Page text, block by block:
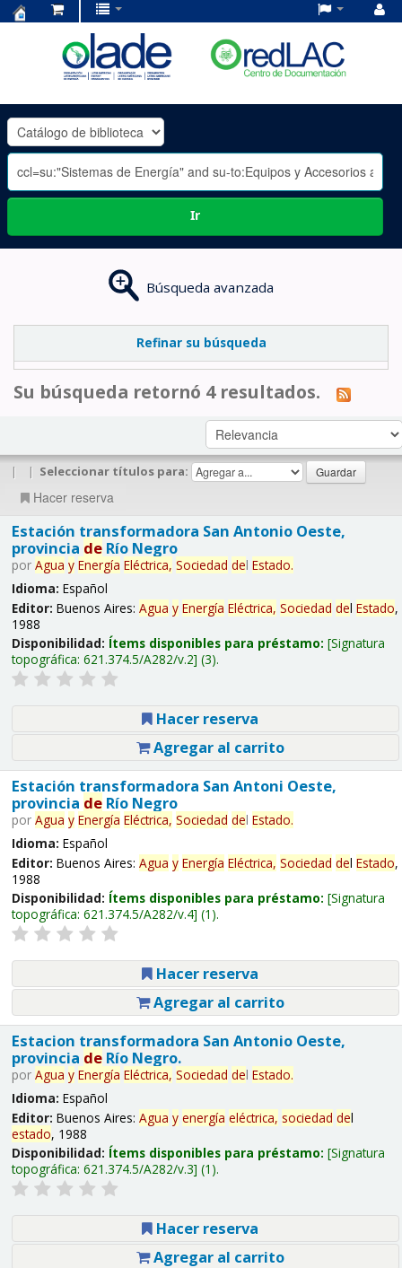
OLADE
-
Ir
Búsqueda avanzada
Refinar su búsqueda
Su búsqueda retornó 4 resultados.
| | Seleccionar títulos para:
Hacer reserva
Estación transformadora San Antonio Oeste,
provincia deRío Negro
por Agua y Energía Eléctrica, Sociedad del Estado.
Idioma: Español
Editor: Buenos Aires: Agua y Energía Eléctrica, Sociedad del Estado,
1988
Disponibilidad: Ítems disponibles para préstamo: Signatura
topográfica: 621.374.5/A282/v.2 (3).
Hacer reserva
Agregar al carrito
Estación transformadora San Antoni Oeste,
provincia deRío Negro
por Agua y Energía Eléctrica, Sociedad del Estado.
Idioma: Español
Editor: Buenos Aires: Agua y Energía Eléctrica, Sociedad del Estado,
1988
Disponibilidad: Ítems disponibles para préstamo: Signatura
topográfica: 621.374.5/A282/v.4 (1).
Hacer reserva
Agregar al carrito
Estacion transformadora San Antonio Oeste,
provincia deRío Negro.
por Agua y Energía Eléctrica, Sociedad del Estado.
Idioma: Español
Editor: Buenos Aires: Agua y energía eléctrica, sociedad del
estado, 1988
Disponibilidad: Ítems disponibles para préstamo: Signatura
topográfica: 621.374.5/A282/v.3 (1).
Hacer reserva
Agregar al carrito